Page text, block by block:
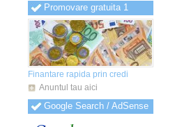
Anunturi Covasna(3)
Anunturi Dambovita(3)
Anunturi Dolj(3)
Anunturi Galati(3)
Anunturi Giurgiu(3)
Anunturi Gorj(3)
Anunturi Harghita (3)
Anunturi Hunedoara
Anunturi Ialomita
Anunturi Iasi(3)
Anunturi Ilfov(3)
Anunturi Maramures
Promovare gratuita 1
Finantare rapida prin credi
Anuntul tau aici
Google Search / AdSense